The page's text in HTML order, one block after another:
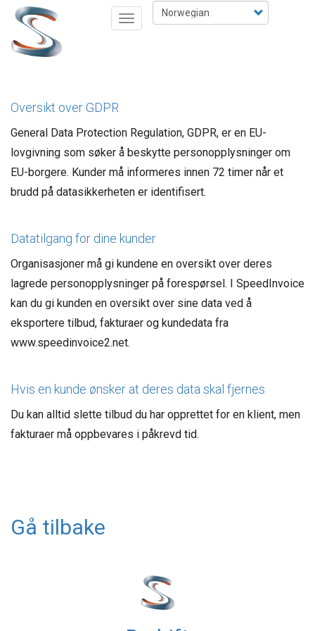
Hopp
hovedinnhold
Select
your
Toggle
Oversikt over GDPR
General Data Protection Regulation, GDPR, er en EU-
lovgivning som søker å beskytte personopplysninger om
EU-borgere. Kunder må informeres innen 72 timer når et
brudd på datasikkerheten er identifisert.
Datatilgang for dine kunder
Organisasjoner må gi kundene en oversikt over deres
lagrede personopplysninger på forespørsel. I SpeedInvoice
kan du gi kunden en oversikt over sine data ved å
eksportere tilbud, fakturaer og kundedata fra
www.speedinvoice2.net.
Hvis en kunde ønsker at deres data skal fjernes
Du kan alltid slette tilbud du har opprettet for en klient, men
fakturaer må oppbevares i påkrevd tid.
Gå tilbake